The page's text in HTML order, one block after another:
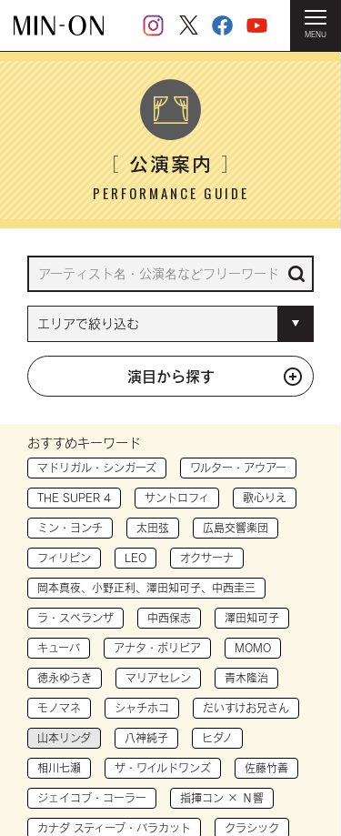
MENU
HOME ＞ 公演案内
［公演案内］
PERFORMANCE GUIDE
演目から探す
おすすめキーワード
マドリガル・シンガーズ ワルター・アウアー
THE SUPER 4 サントロフィ 歌心りえ
ミン・ヨンチ 太田弦 広島交響楽団
フィリピン LEO オクサーナ
岡本真夜、小野正利、澤田知可子、中西圭三
ラ・スペランザ 中西保志 澤田知可子
キューバ アナタ・ボリビア MOMO
徳永ゆうき マリアセレン 青木隆治
モノマネ シャチホコ だいすけお兄さん
山本リンダ 八神純子 ヒダノ
相川七瀬 ザ・ワイルドワンズ 佐藤竹善
ジェイコブ・コーラー 指揮コン × Ｎ響
カナダ スティーブ・バラカット クラシック